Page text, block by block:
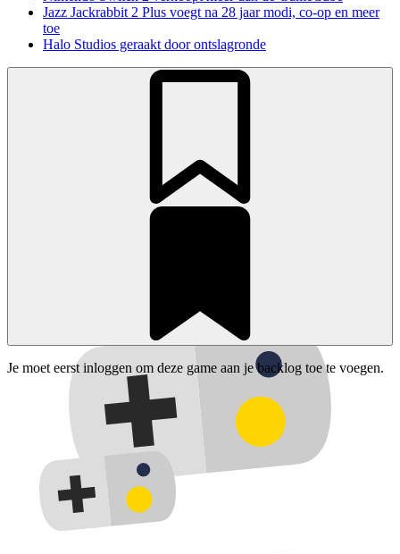
Jazz Jackrabbit 2 Plus voegt na 28 jaar modi, co-op en meer
toe
Halo Studios geraakt door ontslagronde
Je moet eerst inloggen om deze game aan je backlog toe te voegen.